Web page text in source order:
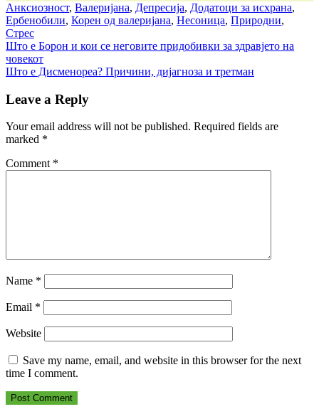
Анксиозност, Валеријана, Депресија, Додатоци за исхрана,
Ербенобили, Корен од валеријана, Несоница, Природни,
Стрес
Post
navigation
Што е Борон и кои се неговите придобивки за здравјето на
човекот
Што е Дисменореа? Причини, дијагноза и третман
Leave a Reply
Your email address will not be published. Required fields are
marked *
Comment *
Name *
Email *
Website
Save my name, email, and website in this browser for the next
time I comment.